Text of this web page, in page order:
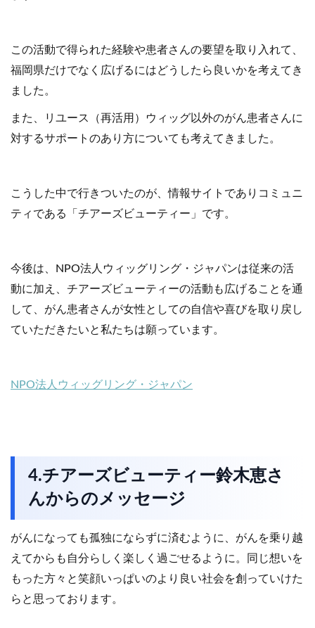
この活動で得られた経験や患者さんの要望を取り入れて、
福岡県だけでなく広げるにはどうしたら良いかを考えてき
ました。
また、リユース（再活用）ウィッグ以外のがん患者さんに
対するサポートのあり方についても考えてきました。
こうした中で行きついたのが、情報サイトでありコミュニ
ティである「チアーズビューティー」です。
今後は、NPO法人ウィッグリング・ジャパンは従来の活
動に加え、チアーズビューティーの活動も広げることを通
して、がん患者さんが女性としての自信や喜びを取り戻し
ていただきたいと私たちは願っています。
NPO法人ウィッグリング・ジャパン
4.チアーズビューティー鈴木恵さ
んからのメッセージ
がんになっても孤独にならずに済むように、がんを乗り越
えてからも自分らしく楽しく過ごせるように。同じ想いを
もった方々と笑顔いっぱいのより良い社会を創っていけた
らと思っております。